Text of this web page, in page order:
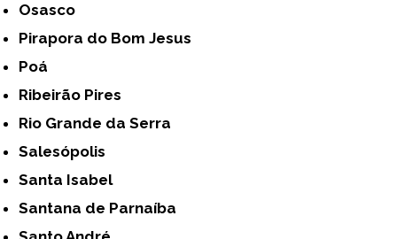
Osasco
Pirapora do Bom Jesus
Poá
Ribeirão Pires
Rio Grande da Serra
Salesópolis
Santa Isabel
Santana de Parnaíba